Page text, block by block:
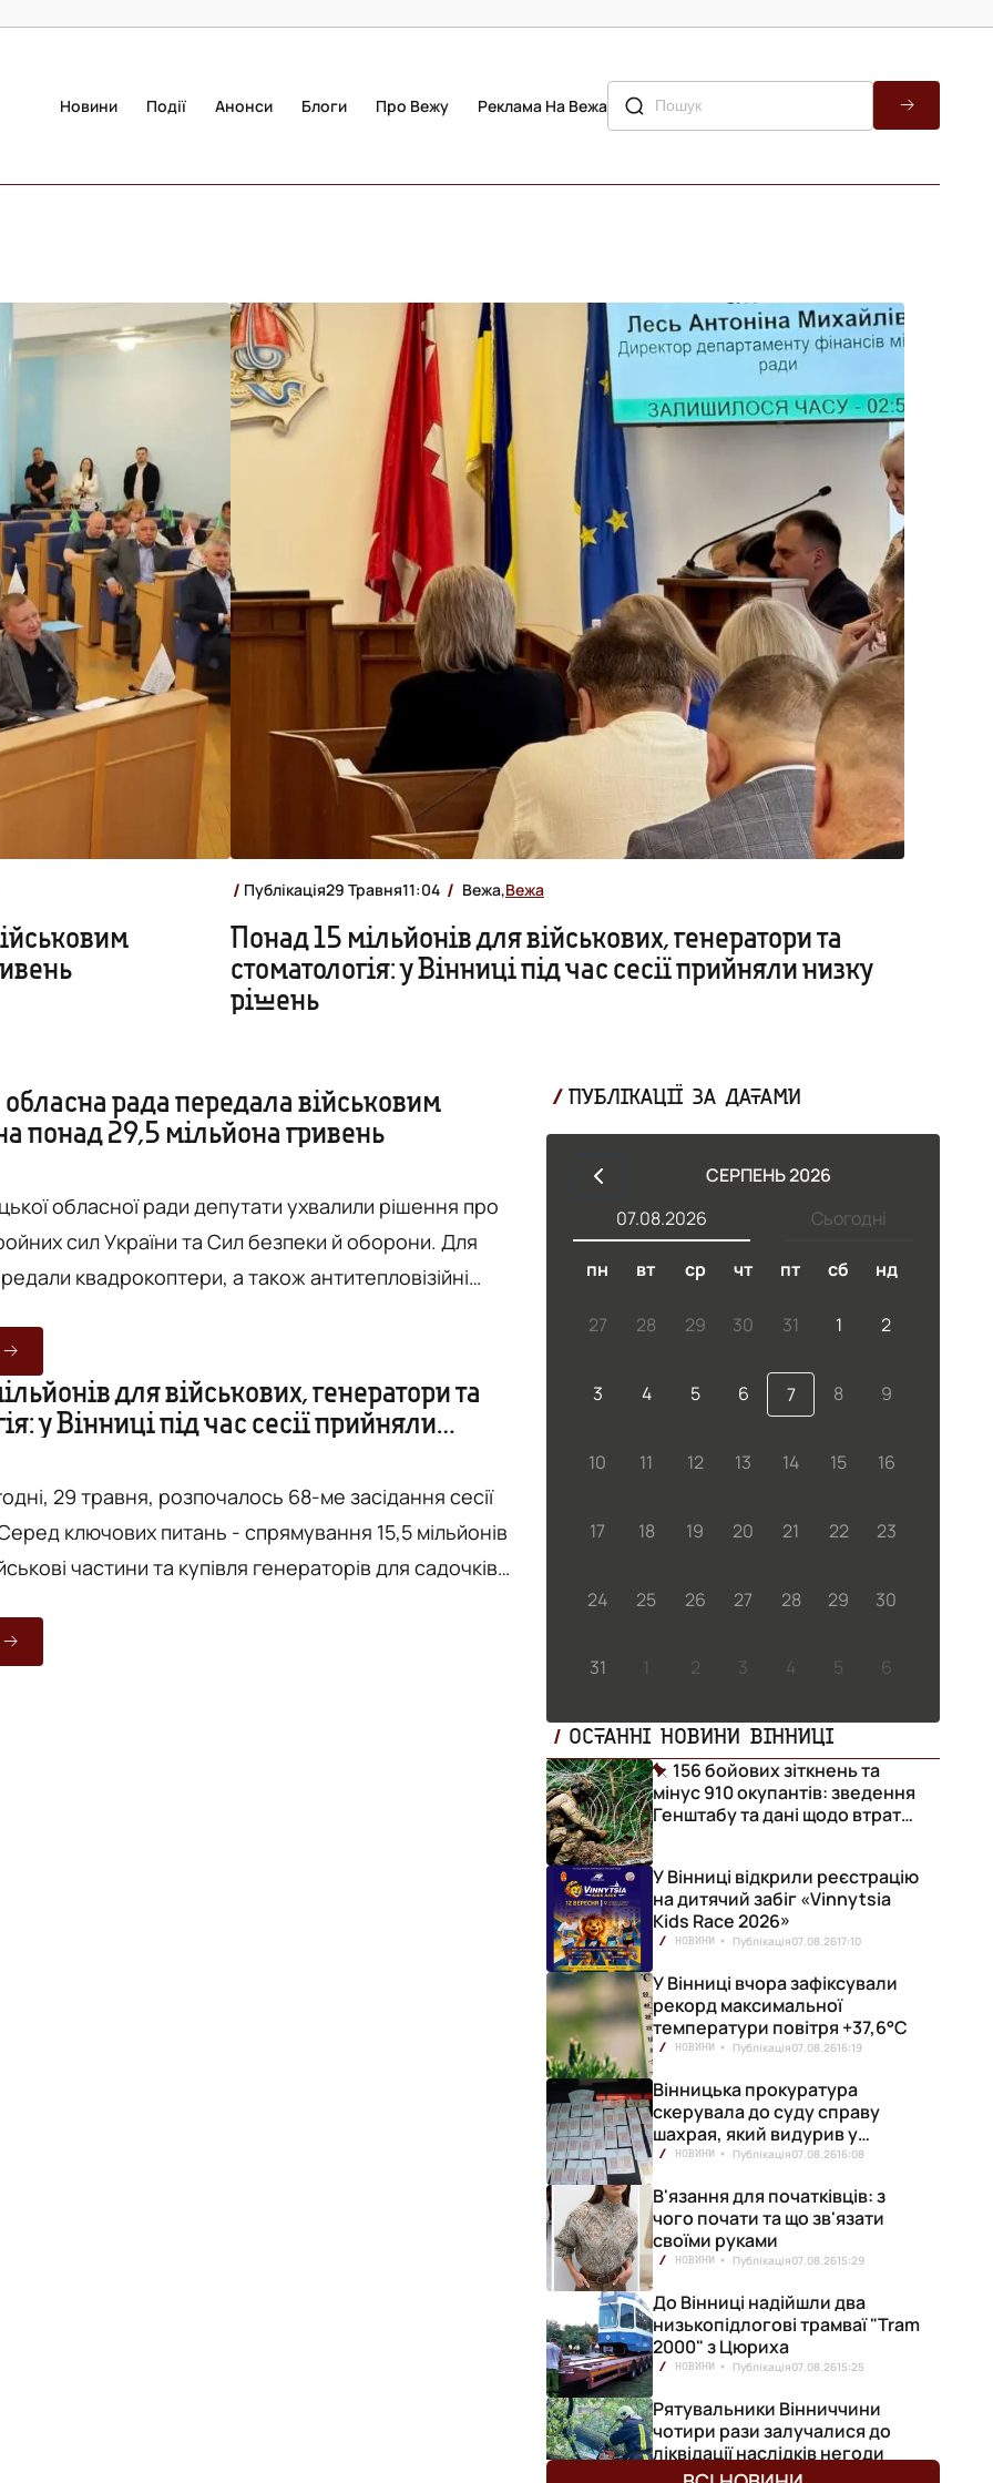
Новини Події Анонси Блоги Про Вежу Реклама На Вежа
Публікація29 Травня11:04 Вежа,Вежа
Понад 15 мільйонів для військових, генератори та
стоматологія: у Вінниці під час сесії прийняли низку
рішень
рада передала військовим
понад 29,5 мільйона гривень
обласної ради депутати ухвалили рішення про
сил України та Сил безпеки й оборони. Для
квадрокоптери, а також антитепловізійні
сесії депутати Вінницької обласної ради
порядку денного розглянули рішення щодо
для військових, генератори та
у Вінниці під час сесії прийняли
29 травня, розпочалось 68-ме засідання сесії
ключових питань - спрямування 15,5 мільйонів
частини та купівля генераторів для садочків.
У напрямку «Безпека та
спрямувати понад 15,5 млн грн на підтримку
ПУБЛІКАЦІЇ ЗА ДАТАМИ
СЕРПЕНЬ 2026
Сьогодні
07.08.2026
пн вт ср чт пт сб нд
27 28 29 30 31 1 2
3 4 5 6 7 8 9
10 11 12 13 14 15 16
17 18 19 20 21 22 23
24 25 26 27 28 29 30
31 1 2 3 4 5 6
ОСТАННІ НОВИНИ ВІННИЦІ
156 бойових зіткнень та
мінус 910 окупантів: зведення
Генштабу та дані щодо втрат
У Вінниці відкрили реєстрацію
на дитячий забіг «Vinnytsia
Kids Race 2026»
НОВИНИ Публікація07.08.2617:10
У Вінниці вчора зафіксували
рекорд максимальної
температури повітря +37,6°С
НОВИНИ Публікація07.08.2616:19
Вінницька прокуратура
скерувала до суду справу
шахрая, який видурив у
вінничанки 154 тисячі гривень
НОВИНИ Публікація07.08.2616:08
В'язання для початківців: з
чого почати та що зв'язати
своїми руками
НОВИНИ Публікація07.08.2615:29
До Вінниці надійшли два
низькопідлогові трамваї "Tram
2000" з Цюриха
НОВИНИ Публікація07.08.2615:25
Рятувальники Вінниччини
чотири рази залучалися до
ліквідації наслідків негоди
НОВИНИ Публікація07.08.26